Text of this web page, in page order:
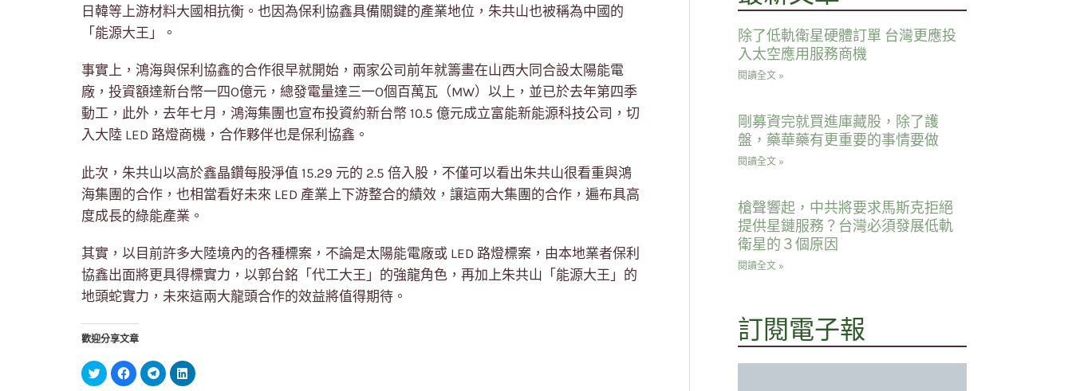
日韓等上游材料大國相抗衡。也因為保利協鑫具備關鍵的產業地位，朱共山也被稱為中國的
「能源大王」。
事實上，鴻海與保利協鑫的合作很早就開始，兩家公司前年就籌畫在山西大同合設太陽能電
廠，投資額達新台幣一四O億元，總發電量達三一O個百萬瓦（MW）以上，並已於去年第四季
動工，此外，去年七月，鴻海集團也宣布投資約新台幣 10.5 億元成立富能新能源科技公司，切
入大陸 LED 路燈商機，合作夥伴也是保利協鑫。
此次，朱共山以高於鑫晶鑽每股淨值 15.29 元的 2.5 倍入股，不僅可以看出朱共山很看重與鴻
海集團的合作，也相當看好未來 LED 產業上下游整合的績效，讓這兩大集團的合作，遍布具高
度成長的綠能產業。
其實，以目前許多大陸境內的各種標案，不論是太陽能電廠或 LED 路燈標案，由本地業者保利
協鑫出面將更具得標實力，以郭台銘「代工大王」的強龍角色，再加上朱共山「能源大王」的
地頭蛇實力，未來這兩大龍頭合作的效益將值得期待。
歡迎分享文章
分
享
按
一
按
一
分
享
除了低軌衛星硬體訂單 台灣更應投
入太空應用服務商機
閱讀全文 »
剛募資完就買進庫藏股，除了護
盤，藥華藥有更重要的事情要做
閱讀全文 »
槍聲響起，中共將要求馬斯克拒絕
提供星鏈服務？台灣必須發展低軌
衛星的３個原因
閱讀全文 »
訂閱電子報